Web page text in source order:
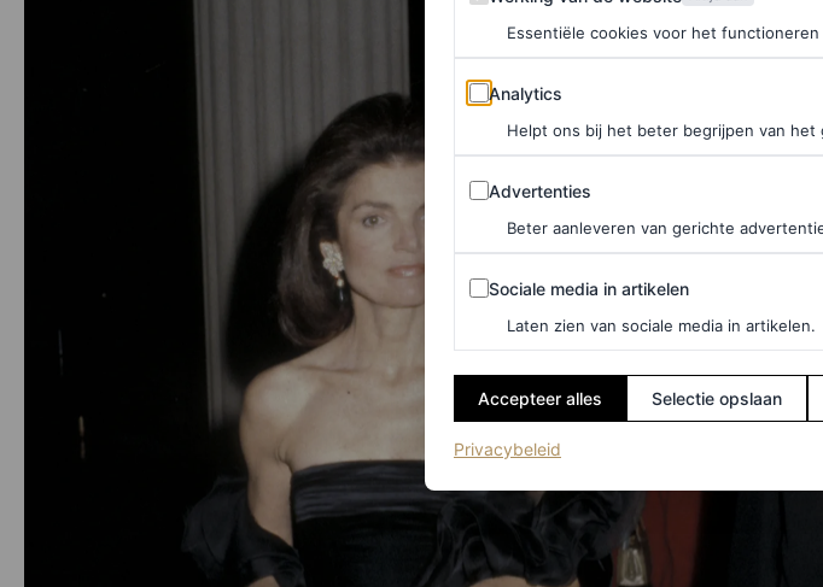
Essentiële cookies voor het
Analytics
Analytics
Helpt ons bij het beter begrijpen van het
Advertenties
Advertenties
Beter aanleveren van gerichte
Sociale media in artikelen
Sociale media in artikelen
Laten zien van sociale media in artikelen.
Accepteer alles Selectie opslaan
Privacybeleid